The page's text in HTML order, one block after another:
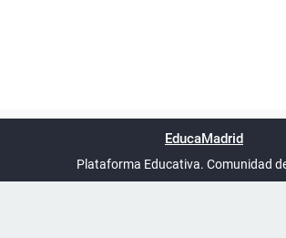
UTC+02:00
phpBB España
EducaMadrid
Plataforma Educativa. Comunidad